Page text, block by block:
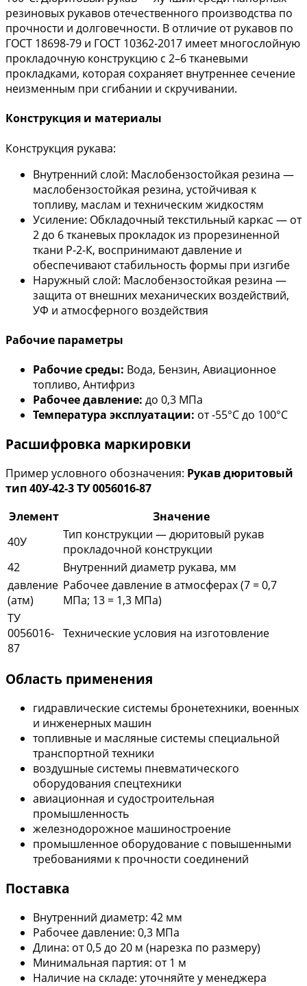
резиновых рукавов отечественного производства по
прочности и долговечности. В отличие от рукавов по
ГОСТ 18698-79 и ГОСТ 10362-2017 имеет многослойную
прокладочную конструкцию с 2–6 тканевыми
прокладками, которая сохраняет внутреннее сечение
неизменным при сгибании и скручивании.
Конструкция и материалы
Конструкция рукава:
Внутренний слой: Маслобензостойкая резина —
маслобензостойкая резина, устойчивая к
топливу, маслам и техническим жидкостям
Усиление: Обкладочный текстильный каркас — от
2 до 6 тканевых прокладок из прорезиненной
ткани Р-2-К, воспринимают давление и
обеспечивают стабильность формы при изгибе
Наружный слой: Маслобензостойкая резина —
защита от внешних механических воздействий,
УФ и атмосферного воздействия
Рабочие параметры
Рабочие среды: Вода, Бензин, Авиационное
топливо, Антифриз
Рабочее давление: до 0,3 МПа
Температура эксплуатации: от -55°С до 100°С
Расшифровка маркировки
Пример условного обозначения: Рукав дюритовый
тип 40У-42-3 ТУ 0056016-87
Элемент
Значение
40У
Тип конструкции — дюритовый рукав
прокладочной конструкции
42
Внутренний диаметр рукава, мм
давление
(атм)
Рабочее давление в атмосферах (7 = 0,7
МПа; 13 = 1,3 МПа)
ТУ
0056016-
87
Технические условия на изготовление
Область применения
гидравлические системы бронетехники, военных
и инженерных машин
топливные и масляные системы специальной
транспортной техники
воздушные системы пневматического
оборудования спецтехники
авиационная и судостроительная
промышленность
железнодорожное машиностроение
промышленное оборудование с повышенными
требованиями к прочности соединений
Поставка
Внутренний диаметр: 42 мм
Рабочее давление: 0,3 МПа
Длина: от 0,5 до 20 м (нарезка по размеру)
Минимальная партия: от 1 м
Наличие на складе: уточняйте у менеджера